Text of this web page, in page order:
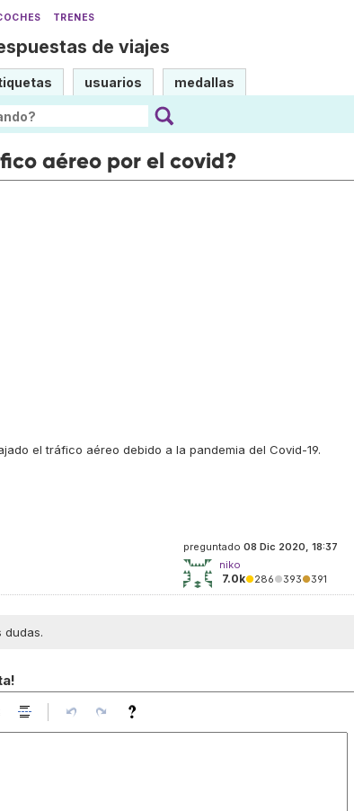
TRENES
de viajes
usuarios medallas
aéreo por el covid?
el tráfico aéreo debido a la pandemia del Covid-19.
preguntado 08 Dic 2020, 18:37
niko
7.0k●286●393●391
dudas.